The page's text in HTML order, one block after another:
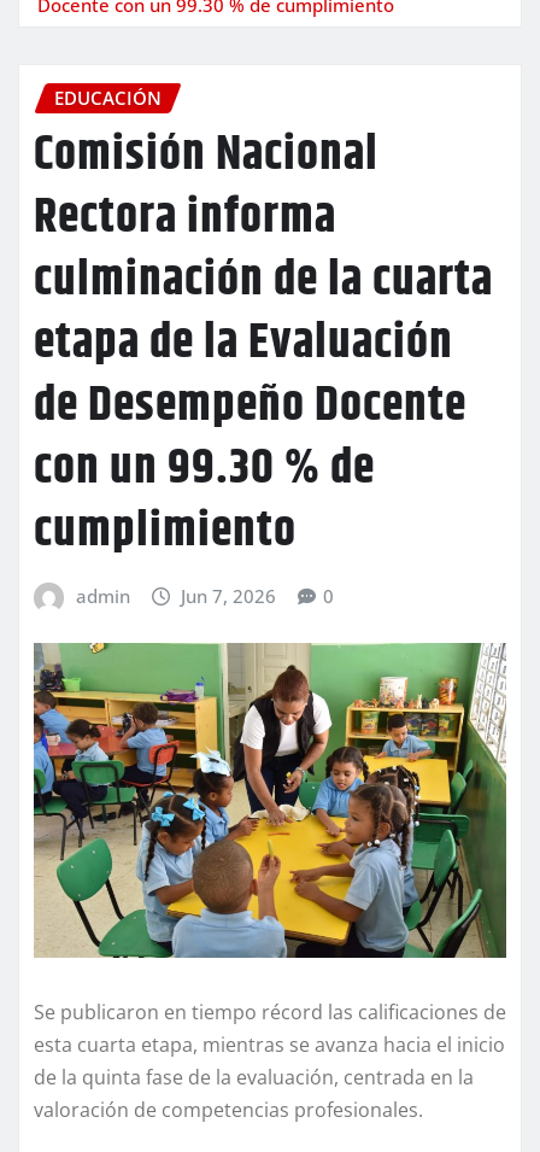
EDUCACIÓN
Comisión Nacional
Rectora informa
culminación de la cuarta
etapa de la Evaluación
de Desempeño Docente
con un 99.30 % de
cumplimiento
admin Jun 7, 2026 0
Se publicaron en tiempo récord las calificaciones de
esta cuarta etapa, mientras se avanza hacia el inicio
de la quinta fase de la evaluación, centrada en la
valoración de competencias profesionales.